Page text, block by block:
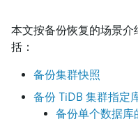
本文按备份恢复的场景
括：
备份集群快照
备份 TiDB 集群指定
备份单个数据库